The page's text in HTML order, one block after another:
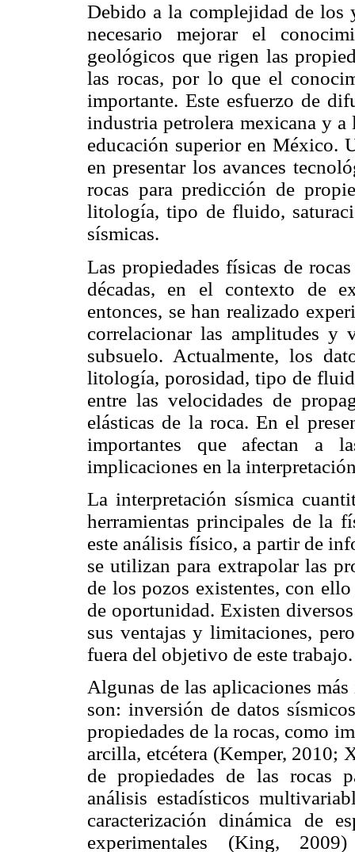
Debido a la complejidad de los
necesario mejorar el
geológicos que rigen las
las rocas, por lo que el
importante. Este esfuerzo de
industria petrolera mexicana y a
educación superior en México.
en presentar los avances
rocas para predicción de
litología, tipo de fluido,
sísmicas.
Las propiedades físicas de
décadas, en el contexto de
entonces, se han realizado
correlacionar las amplitudes y
subsuelo. Actualmente, los
litología, porosidad, tipo de
entre las velocidades de
elásticas de la roca. En el
importantes que afectan a
implicaciones en la
La interpretación sísmica
herramientas principales de la
este análisis físico, a partir de
se utilizan para extrapolar las
de los pozos existentes, con
de oportunidad. Existen
sus ventajas y limitaciones,
fuera del objetivo de este trabajo.
Algunas de las aplicaciones
son: inversión de datos
propiedades de la rocas, como
arcilla, etcétera (Kemper, 2010;
de propiedades de las rocas
análisis estadísticos
caracterización dinámica de
experimentales (King,